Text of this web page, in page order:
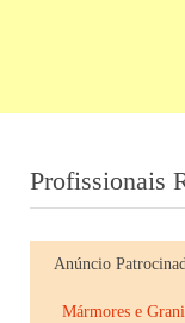
Profissionais
Anúncio
Mármores e